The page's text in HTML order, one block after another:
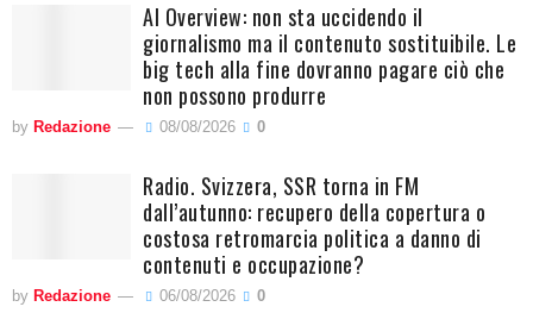
AI Overview: non sta uccidendo il
giornalismo ma il contenuto sostituibile. Le
big tech alla fine dovranno pagare ciò che
non possono produrre
by Redazione 08/08/2026 0
Radio. Svizzera, SSR torna in FM
dall’autunno: recupero della copertura o
costosa retromarcia politica a danno di
contenuti e occupazione?
by Redazione 06/08/2026 0